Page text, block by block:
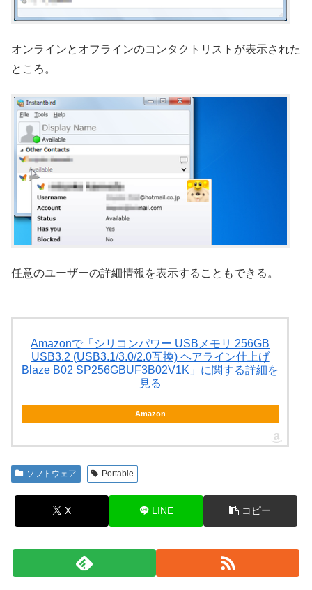
オンラインとオフラインのコンタクトリストが表示された
ところ。
任意のユーザーの詳細情報を表示することもできる。
Amazonで「シリコンパワー USBメモリ 256GB
USB3.2 (USB3.1/3.0/2.0互換) ヘアライン仕上げ
Blaze B02 SP256GBUF3B02V1K」に関する詳細を
見る
Amazon
ソフトウェア Portable
X LINE コピー